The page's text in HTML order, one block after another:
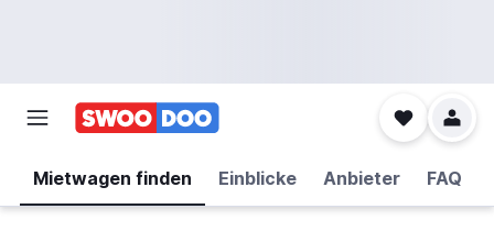
Mietwagen finden Einblicke Anbieter FAQ